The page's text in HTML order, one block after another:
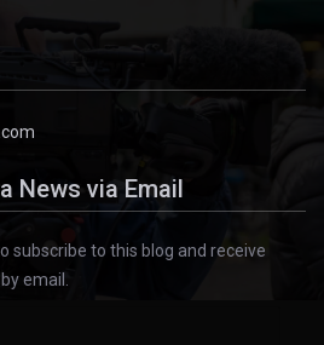
News via Email
subscribe to this blog and receive
email.